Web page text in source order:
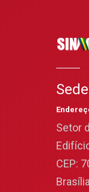
Setor
CEP: